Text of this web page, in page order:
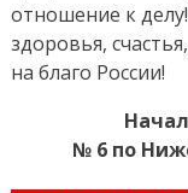
отношение к
здоровья,
на благо России!
№ 6 по